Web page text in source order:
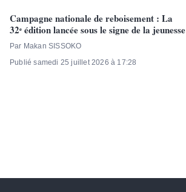
Campagne nationale de reboisement : La
32ᵉ édition lancée sous le signe de la jeunesse
Par Makan SISSOKO
Publié samedi 25 juillet 2026 à 17:28